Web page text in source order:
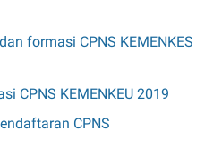
formasi CPNS KEMENKES
CPNS KEMENKEU 2019
CPNS